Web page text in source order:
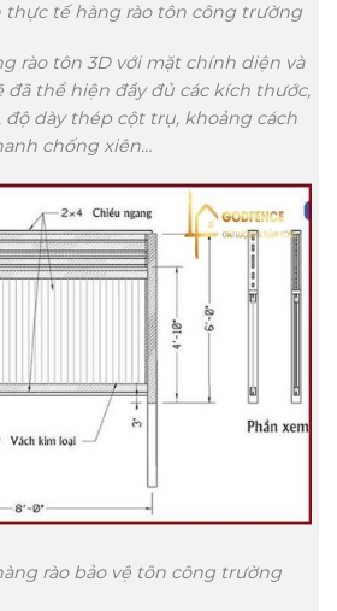
thực tế hàng rào tôn công trường
rào tôn 3D với mặt chính diện và
đã thể hiện đầy đủ các kích thước,
dày thép cột trụ, khoảng cách
chống xiên…
rào bảo vệ tôn công trường